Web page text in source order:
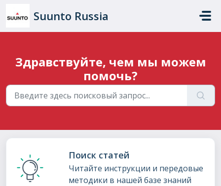
Suunto Russia
Здравствуйте, чем мы можем
помочь?
Поиск статей
Читайте инструкции и передовые
методики в нашей базе знаний